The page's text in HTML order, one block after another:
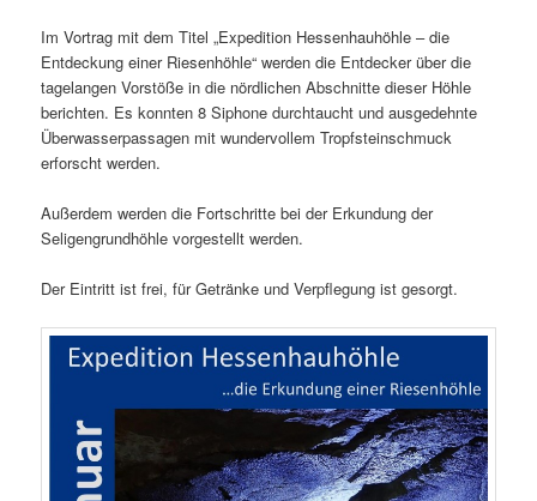
Im Vortrag mit dem Titel „Expedition Hessenhauhöhle – die
Entdeckung einer Riesenhöhle“ werden die Entdecker über die
tagelangen Vorstöße in die nördlichen Abschnitte dieser Höhle
berichten. Es konnten 8 Siphone durchtaucht und ausgedehnte
Überwasserpassagen mit wundervollem Tropfsteinschmuck
erforscht werden.
Außerdem werden die Fortschritte bei der Erkundung der
Seligengrundhöhle vorgestellt werden.
Der Eintritt ist frei, für Getränke und Verpflegung ist gesorgt.